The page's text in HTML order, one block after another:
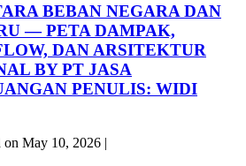
BEBAN NEGARA DAN
— PETA DAMPAK,
DAN ARSITEKTUR
BY PT JASA
PENULIS: WIDI
on May 10, 2026 |